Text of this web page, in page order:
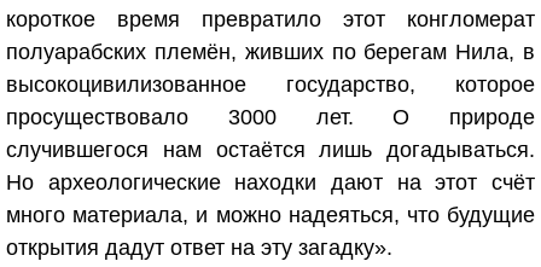
короткое время превратило этот конгломерат
полуарабских племён, живших по берегам Нила, в
высокоцивилизованное государство, которое
просуществовало 3000 лет. О природе
случившегося нам остаётся лишь догадываться.
Но археологические находки дают на этот счёт
много материала, и можно надеяться, что будущие
открытия дадут ответ на эту загадку».